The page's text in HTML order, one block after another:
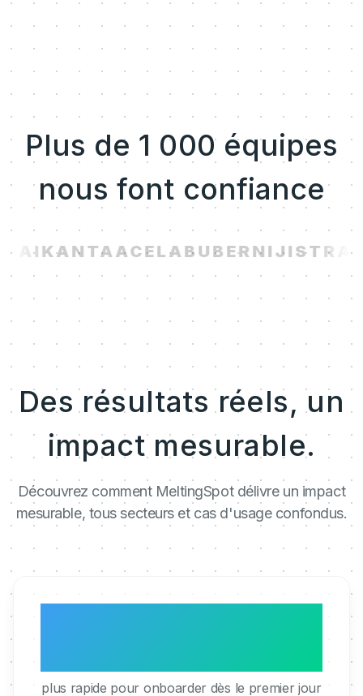
Plus de 1 000 équipes
nous font confiance
KANTAACELABUBERNIJI
Des résultats réels, un
impact mesurable.
Découvrez comment MeltingSpot délivre un impact
mesurable, tous secteurs et cas d'usage confondus.
plus rapide pour onboarder dès le premier jour